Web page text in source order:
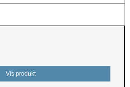
Vis produkt